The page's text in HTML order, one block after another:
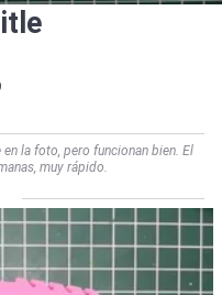
la foto, pero funcionan bien. El
muy rápido.